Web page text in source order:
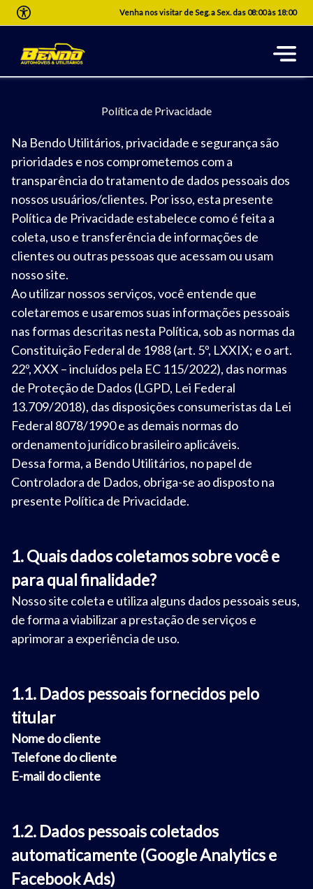
Venha nos visitar de Seg. a Sex. das 08:00 às 18:00
Política de Privacidade
Na Bendo Utilitários, privacidade e segurança são
prioridades e nos comprometemos com a
transparência do tratamento de dados pessoais dos
nossos usuários/clientes. Por isso, esta presente
Política de Privacidade estabelece como é feita a
coleta, uso e transferência de informações de
clientes ou outras pessoas que acessam ou usam
nosso site.
Ao utilizar nossos serviços, você entende que
coletaremos e usaremos suas informações pessoais
nas formas descritas nesta Política, sob as normas da
Constituição Federal de 1988 (art. 5º, LXXIX; e o art.
22º, XXX – incluídos pela EC 115/2022), das normas
de Proteção de Dados (LGPD, Lei Federal
13.709/2018), das disposições consumeristas da Lei
Federal 8078/1990 e as demais normas do
ordenamento jurídico brasileiro aplicáveis.
Dessa forma, a Bendo Utilitários, no papel de
Controladora de Dados, obriga-se ao disposto na
presente Política de Privacidade.
1. Quais dados coletamos sobre você e
para qual finalidade?
Nosso site coleta e utiliza alguns dados pessoais seus,
de forma a viabilizar a prestação de serviços e
aprimorar a experiência de uso.
1.1. Dados pessoais fornecidos pelo
titular
Nome do cliente
Telefone do cliente
E-mail do cliente
1.2. Dados pessoais coletados
automaticamente (Google Analytics e
Facebook Ads)